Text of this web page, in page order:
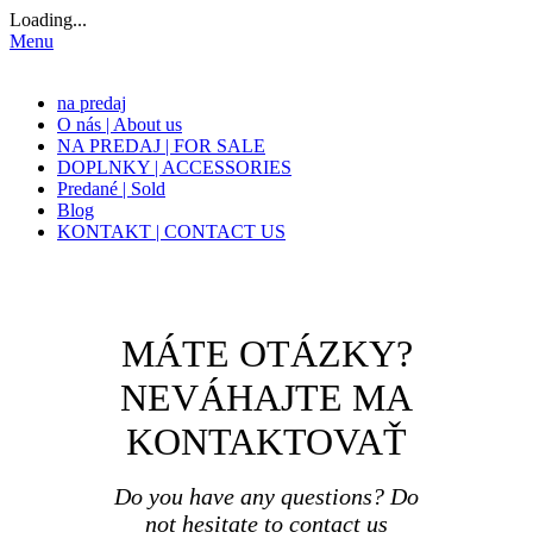
Loading...
Menu
na predaj
O nás | About us
NA PREDAJ | FOR SALE
DOPLNKY | ACCESSORIES
Predané | Sold
Blog
KONTAKT | CONTACT US
MÁTE OTÁZKY?
NEVÁHAJTE MA
KONTAKTOVAŤ
Do you have any questions? Do
not hesitate to contact us